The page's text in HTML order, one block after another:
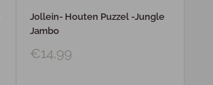
Jollein- Houten Puzzel -Jungle
Jambo
€14,99